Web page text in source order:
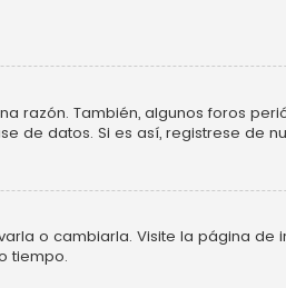
razón. También, algunos foros
datos. Si es así, registrese de
o cambiarla. Visite la página
tiempo.